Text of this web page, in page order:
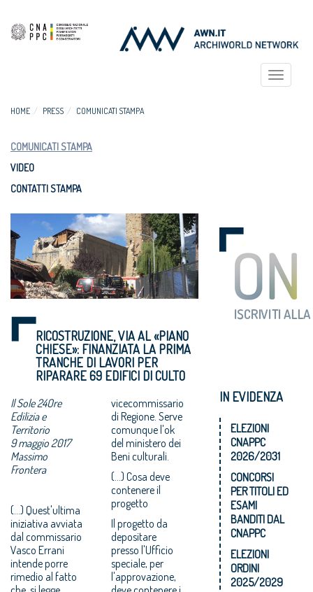
Toggle
HOME PRESS COMUNICATI STAMPA
COMUNICATI STAMPA
VIDEO
CONTATTI STAMPA
RICOSTRUZIONE, VIA AL «PIANO
CHIESE»: FINANZIATA LA PRIMA
TRANCHE DI LAVORI PER
RIPARARE 69 EDIFICI DI CULTO
Il Sole 24Ore
Edilizia e
Territorio
9 maggio 2017
Massimo
Frontera
(...) Quest'ultima
iniziativa avviata
dal commissario
Vasco Errani
intende porre
rimedio al fatto
vicecommissario
di Regione. Serve
comunque l'ok
del ministero dei
Beni culturali.
(...) Cosa deve
contenere il
progetto
Il progetto da
depositare
presso l'Ufficio
speciale, per
l'approvazione,
IN EVIDENZA
ELEZIONI
CNAPPC
2026/2031
CONCORSI
PER TITOLI ED
ESAMI
BANDITI DAL
CNAPPC
ELEZIONI
ORDINI
2025/2029